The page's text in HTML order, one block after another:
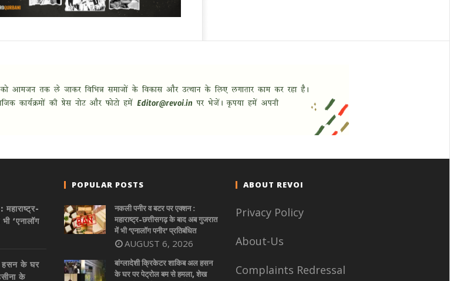
‘एनालॉग
हसन के घर
के
POPULAR POSTS
नकली पनीर व बटर पर एक्शन :
महाराष्ट्र-छत्तीसगढ़ के बाद अब गुजरात
में भी ‘एनालॉग पनीर’ प्रतिबंधित
AUGUST 6, 2026
बांग्लादेशी क्रिकेटर शाकिब अल हसन
के घर पर पेट्रोल बम से हमला, शेख
ABOUT REVOI
Privacy Policy
About-Us
Complaints Redressal